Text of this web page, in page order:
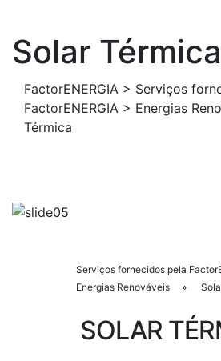
Solar Térmica
FactorENERGIA > Serviços
FactorENERGIA > Energias
Térmica
Serviços fornecidos pela
Energias Renováveis
»
SOLAR